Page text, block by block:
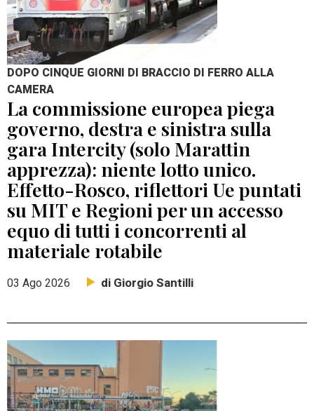
DOPO CINQUE GIORNI DI BRACCIO DI FERRO ALLA
CAMERA
La commissione europea piega
governo, destra e sinistra sulla
gara Intercity (solo Marattin
apprezza): niente lotto unico.
Effetto-Rosco, riflettori Ue puntati
su MIT e Regioni per un accesso
equo di tutti i concorrenti al
materiale rotabile
03 Ago 2026 di Giorgio Santilli